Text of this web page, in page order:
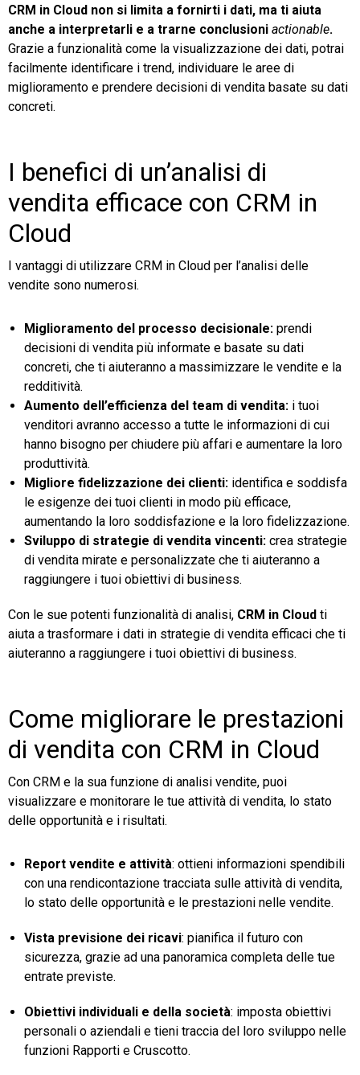
CRM in Cloud non si limita a fornirti i dati, ma ti aiuta
anche a interpretarli e a trarne conclusioni actionable.
Grazie a funzionalità come la visualizzazione dei dati, potrai
facilmente identificare i trend, individuare le aree di
miglioramento e prendere decisioni di vendita basate su dati
concreti.
I benefici di un’analisi di
vendita efficace con CRM in
Cloud
I vantaggi di utilizzare CRM in Cloud per l’analisi delle
vendite sono numerosi.
Miglioramento del processo decisionale: prendi
decisioni di vendita più informate e basate su dati
concreti, che ti aiuteranno a massimizzare le vendite e la
redditività.
Aumento dell’efficienza del team di vendita: i tuoi
venditori avranno accesso a tutte le informazioni di cui
hanno bisogno per chiudere più affari e aumentare la loro
produttività.
Migliore fidelizzazione dei clienti: identifica e soddisfa
le esigenze dei tuoi clienti in modo più efficace,
aumentando la loro soddisfazione e la loro fidelizzazione.
Sviluppo di strategie di vendita vincenti: crea strategie
di vendita mirate e personalizzate che ti aiuteranno a
raggiungere i tuoi obiettivi di business.
Con le sue potenti funzionalità di analisi, CRM in Cloud ti
aiuta a trasformare i dati in strategie di vendita efficaci che ti
aiuteranno a raggiungere i tuoi obiettivi di business.
Come migliorare le prestazioni
di vendita con CRM in Cloud
Con CRM e la sua funzione di analisi vendite, puoi
visualizzare e monitorare le tue attività di vendita, lo stato
delle opportunità e i risultati.
Report vendite e attività: ottieni informazioni spendibili
con una rendicontazione tracciata sulle attività di vendita,
lo stato delle opportunità e le prestazioni nelle vendite.
Vista previsione dei ricavi: pianifica il futuro con
sicurezza, grazie ad una panoramica completa delle tue
entrate previste.
Obiettivi individuali e della società: imposta obiettivi
personali o aziendali e tieni traccia del loro sviluppo nelle
funzioni Rapporti e Cruscotto.